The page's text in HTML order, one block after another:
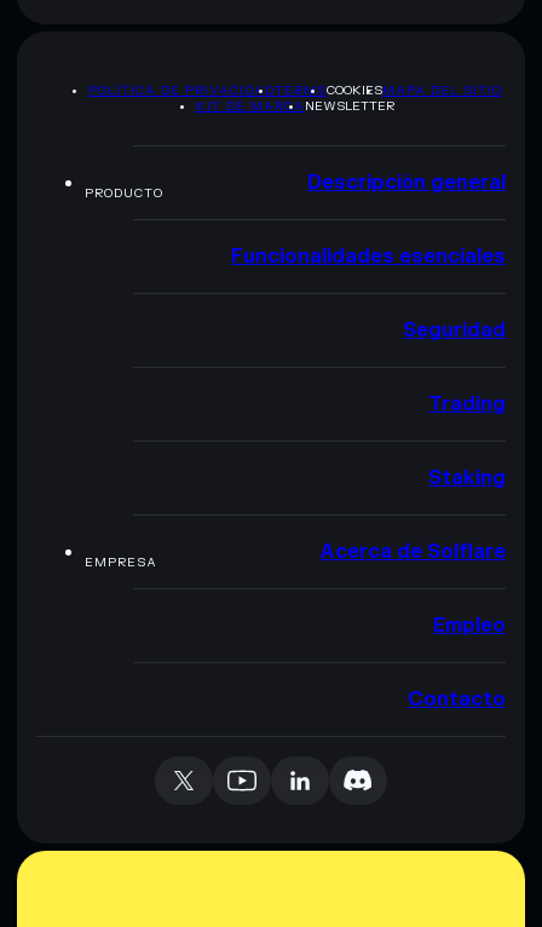
POLÍTICA DE PRIVACIDADTERMSCOOKIESMAPA DEL SITIO
KIT DE MARCA NEWSLETTER
PRODUCTO Descripción general
Funcionalidades esenciales
Seguridad
Trading
Staking
EMPRESA Acerca de Solflare
Empleo
Contacto